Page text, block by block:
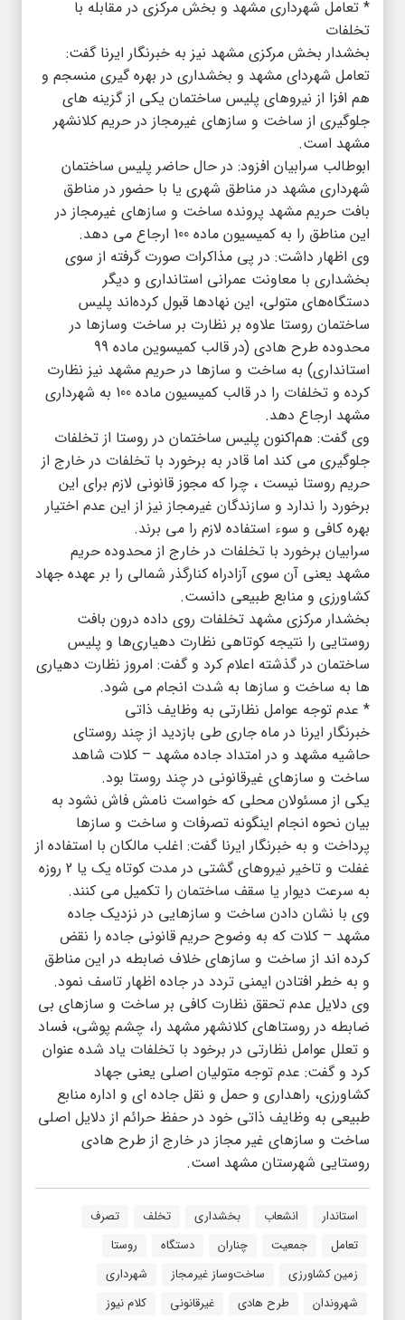
* تعامل شهرداری مشهد و بخش مرکزی در مقابله با
تخلفات
بخشدار بخش مرکزی مشهد نیز به خبرنگار ایرنا گفت:
تعامل شهردای مشهد و بخشداری در بهره گیری منسجم و
هم افزا از نیروهای پلیس ساختمان یکی از گزینه های
جلوگیری از ساخت و سازهای غیرمجاز در حریم کلانشهر
مشهد است.
ابوطالب سرابیان افزود: در حال حاضر پلیس ساختمان
شهرداری مشهد در مناطق شهری یا با حضور در مناطق
بافت حریم مشهد پرونده ساخت و سازهای غیرمجاز در
این مناطق را به کمیسیون ماده 100 ارجاع می دهد.
وی اظهار داشت: در پی مذاکرات صورت گرفته از سوی
بخشداری با معاونت عمرانی استانداری و دیگر
دستگاه‌های متولی، این نهادها قبول کرده‌اند پلیس
ساختمان روستا علاوه بر نظارت بر ساخت وسازها در
محدوده طرح هادی (در قالب کمیسوین ماده 99
استانداری) به ساخت و سازها در حریم مشهد نیز نظارت
کرده و تخلفات را در قالب کمیسیون ماده 100 به شهرداری
مشهد ارجاع دهد.
وی گفت: هم‌اکنون پلیس ساختمان در روستا از تخلفات
جلوگیری می کند اما قادر به برخورد با تخلفات در خارج از
حریم روستا نیست ، چرا که مجوز قانونی لازم برای این
برخورد را ندارد و سازندگان غیرمجاز نیز از این عدم اختیار
بهره کافی و سوء استفاده لازم را می برند.
سرابیان برخورد با تخلفات در خارج از محدوده حریم
مشهد یعنی آن سوی آزادراه کنارگذر شمالی را بر عهده جهاد
کشاورزی و منابع طبیعی دانست.
بخشدار مرکزی مشهد تخلفات روی داده درون بافت
روستایی را نتیجه کوتاهی نظارت دهیاری‌ها و پلیس
ساختمان در گذشته اعلام کرد و گفت: امروز نظارت دهیاری
ها به ساخت و سازها به شدت انجام می شود.
* عدم توجه عوامل نظارتی به وظایف ذاتی
خبرنگار ایرنا در ماه جاری طی بازدید از چند روستای
حاشیه مشهد و در امتداد جاده مشهد – کلات شاهد
ساخت و سازهای غیرقانونی در چند روستا بود.
یکی از مسئولان محلی که خواست نامش فاش نشود به
بیان نحوه انجام اینگونه تصرفات و ساخت و سازها
پرداخت و به خبرنگار ایرنا گفت: اغلب مالکان با استفاده از
غفلت و تاخیر نیروهای گشتی در مدت کوتاه یک یا 2 روزه
به سرعت دیوار یا سقف ساختمان را تکمیل می کنند.
وی با نشان دادن ساخت و سازهایی در نزدیک جاده
مشهد – کلات که به وضوح حریم قانونی جاده را نقض
کرده اند از ساخت و سازهای خلاف ضابطه در این مناطق
و به خطر افتادن ایمنی تردد در جاده اظهار تاسف نمود.
وی دلایل عدم تحقق نظارت کافی بر ساخت و سازهای بی
ضابطه در روستاهای کلانشهر مشهد را، چشم پوشی، فساد
و تعلل عوامل نظارتی در برخود با تخلفات یاد شده عنوان
کرد و گفت: عدم توجه متولیان اصلی یعنی جهاد
کشاورزی، راهداری و حمل و نقل جاده ای و اداره منابع
طبیعی به وظایف ذاتی خود در حفظ حرائم از دلایل اصلی
ساخت و سازهای غیر مجاز در خارج از طرح هادی
روستایی شهرستان مشهد است.
استاندار انشعاب بخشداری تخلف
تصرف
تعامل
جمعیت چناران دستگاه
روستا
زمین کشاورزی
ساخت‌و‌ساز غیرمجاز
شهرداری
شهروندان
طرح هادی غیر‌قانونی کلام نیوز